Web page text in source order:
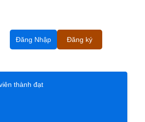
Đăng Nhập Đăng ký
thành đạt